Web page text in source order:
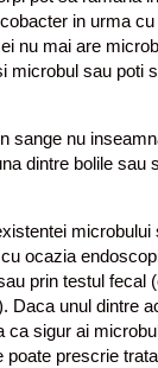
in urma
nu mai are
microbul sau poti
sange nu
dintre bolile sau
microbului
ocazia
prin testul fecal
Daca unul dintre
ca sigur ai
poate prescrie